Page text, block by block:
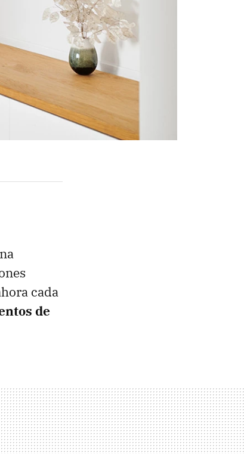
cada
de